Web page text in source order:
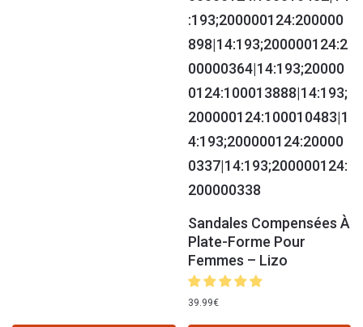
Sandales Compensées À
Plate-Forme Pour
Femmes – Lizo
39.99€